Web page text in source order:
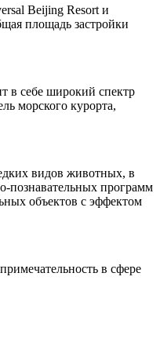
Beijing Resort и
площадь застройки
в себе широкий спектр
морского курорта,
видов животных, в
познавательных программ
объектов с эффектом
в сфере